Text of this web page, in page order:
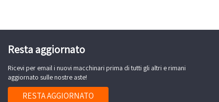
Resta aggiornato
Ricevi per email i nuovi macchinari prima di tutti gli altri e rimani
aggiornato sulle nostre aste!
RESTA AGGIORNATO